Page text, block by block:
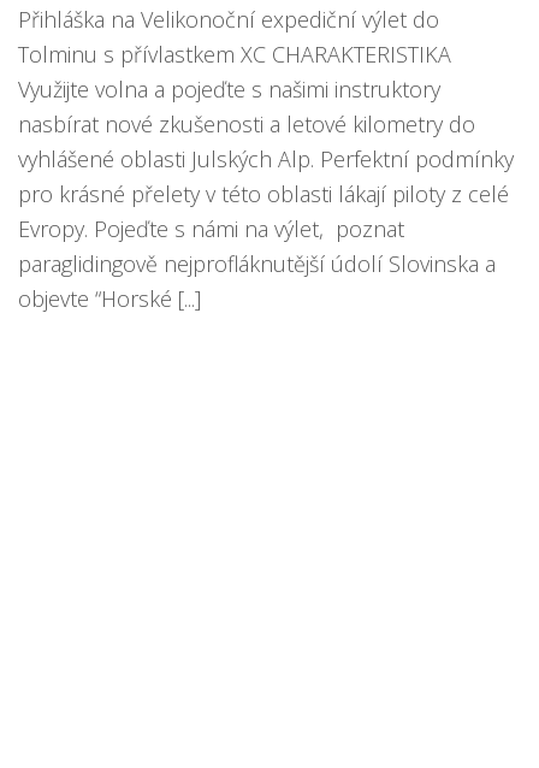
Přihláška na Velikonoční expediční výlet do
Tolminu s přívlastkem XC CHARAKTERISTIKA
Využijte volna a pojeďte s našimi instruktory
nasbírat nové zkušenosti a letové kilometry do
vyhlášené oblasti Julských Alp. Perfektní podmínky
pro krásné přelety v této oblasti lákají piloty z celé
Evropy. Pojeďte s námi na výlet, poznat
paraglidingově nejprofláknutější údolí Slovinska a
objevte “Horské [...]